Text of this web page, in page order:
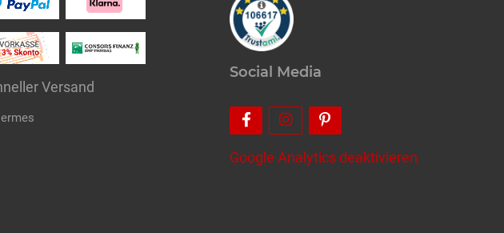
Versand
Social Media
Google Analytics deaktivieren